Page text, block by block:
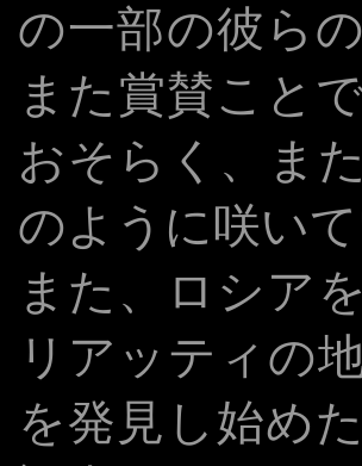
の一部の彼ら
また賞賛こと
おそらく、ま
のように咲い
また、ロシア
リアッティの
を発見し始め